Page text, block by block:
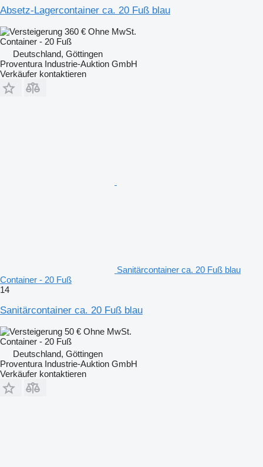
Absetz-Lagercontainer ca. 20 Fuß blau
360 € Ohne MwSt.
Container - 20 Fuß
Deutschland, Göttingen
Proventura Industrie-Auktion GmbH
Verkäufer kontaktieren
Sanitärcontainer ca. 20 Fuß blau
Container - 20 Fuß
14
Sanitärcontainer ca. 20 Fuß blau
50 € Ohne MwSt.
Container - 20 Fuß
Deutschland, Göttingen
Proventura Industrie-Auktion GmbH
Verkäufer kontaktieren